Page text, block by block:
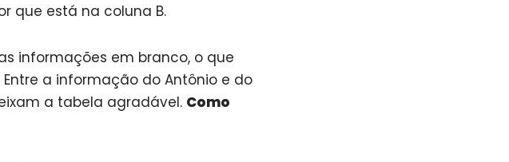
que está na coluna B.
informações em branco, o que
a informação do Antônio e do
a tabela agradável. Como